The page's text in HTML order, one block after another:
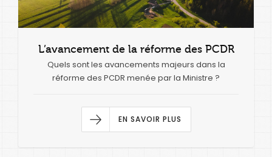
L’avancement de la réforme des PCDR
Quels sont les avancements majeurs dans la
réforme des PCDR menée par la Ministre ?
EN SAVOIR PLUS